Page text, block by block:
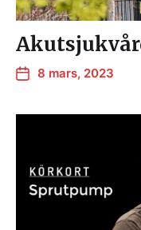
8 mars, 2023